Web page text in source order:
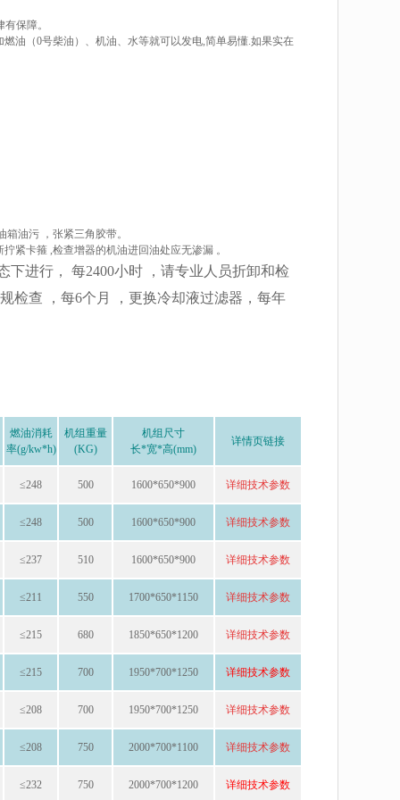
保障。
油（0号柴油）、机油、水等就可以发电,简单易懂.如果实在
油污 ，张紧三角胶带。
紧卡箍 ,检查增器的机油进回油处应无渗漏 。
下进行， 每2400小时 ，请专业人员折卸和检
检查 ，每6个月 ，更换冷却液过滤器，每年
燃油消耗
率(g/kw*h)
机组重量
(KG)
机组尺寸
长*宽*高(mm)
详情页链接
≤248 500 1600*650*900 详细技术参数
≤248 500 1600*650*900 详细技术参数
≤237 510 1600*650*900 详细技术参数
≤211 550 1700*650*1150 详细技术参数
≤215 680 1850*650*1200 详细技术参数
≤215 700 1950*700*1250 详细技术参数
≤208 700 1950*700*1250 详细技术参数
≤208 750 2000*700*1100 详细技术参数
≤232 750 2000*700*1200 详细技术参数